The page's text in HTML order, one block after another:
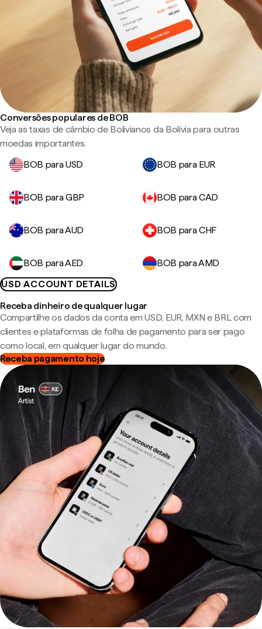
Conversões populares de BOB
Veja as taxas de câmbio de Bolivianos da Bolívia para outras
moedas importantes.
BOB para USD
BOB para EUR
BOB para GBP BOB para CAD
BOB para AUD BOB para CHF
BOB para AED
BOB para AMD
USD ACCOUNT DETAILS
Receba dinheiro de qualquer lugar
Compartilhe os dados da conta em USD, EUR, MXN e BRL com
clientes e plataformas de folha de pagamento para ser pago
como local, em qualquer lugar do mundo.
Receba pagamento hoje